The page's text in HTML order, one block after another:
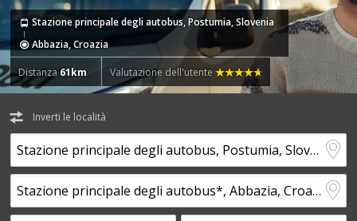
Stazione principale degli autobus, Postumia, Slovenia
Abbazia, Croazia
Distanza61km Valutazione dell'utente
Inverti le località